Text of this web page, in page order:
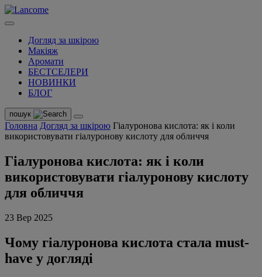
Догляд за шкірою
Макіяж
Аромати
БЕСТСЕЛЕРИ
НОВИНКИ
БЛОГ
пошук
Головна Догляд за шкірою Гіалуронова кислота: як і коли
використовувати гіалуронову кислоту для обличчя
Гіалуронова кислота: як і коли
використовувати гіалуронову кислоту
для обличчя
23 Вер 2025
Чому гіалуронова кислота стала must-
have у догляді